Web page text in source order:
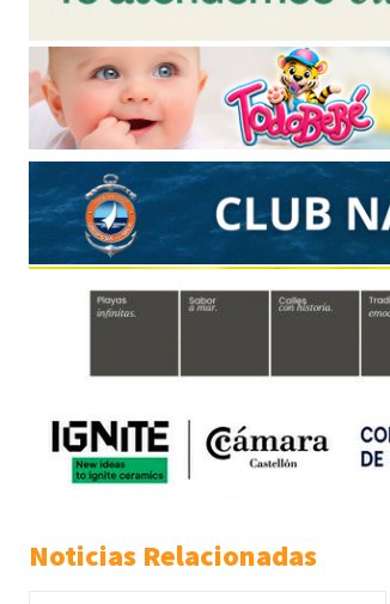
Noticias Relacionadas